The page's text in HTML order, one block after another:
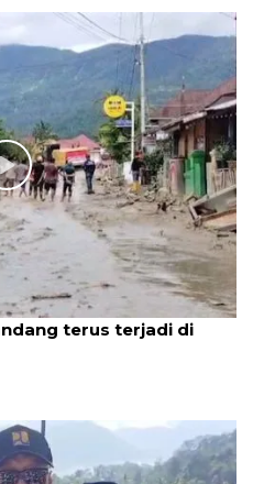
terus terjadi di